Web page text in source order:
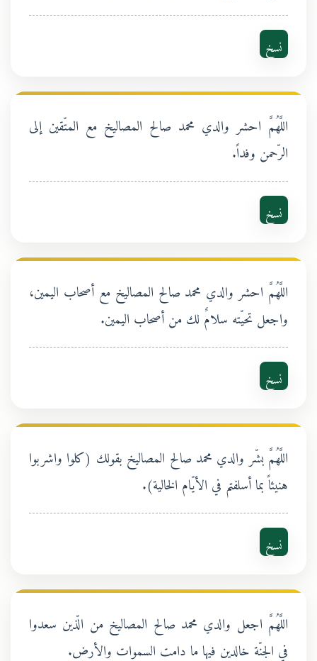
نسخ
اللَّهُمَّ احشر والدي محمد صالح المصاليخ مع المتّقين إلى
الرّحمن وفداً.
نسخ
اللَّهُمَّ احشر والدي محمد صالح المصاليخ مع أصحاب اليمين،
واجعل تحيّته سلامٌ لك من أصحاب اليمين.
نسخ
اللَّهُمَّ بشّر والدي محمد صالح المصاليخ بقولك (كلوا واشربوا
هنيئاً بما أسلفتم في الأيّام الخالية).
نسخ
اللَّهُمَّ اجعل والدي محمد صالح المصاليخ من الّذين سعدوا
في الجنّة خالدين فيها ما دامت السموات والأرض.